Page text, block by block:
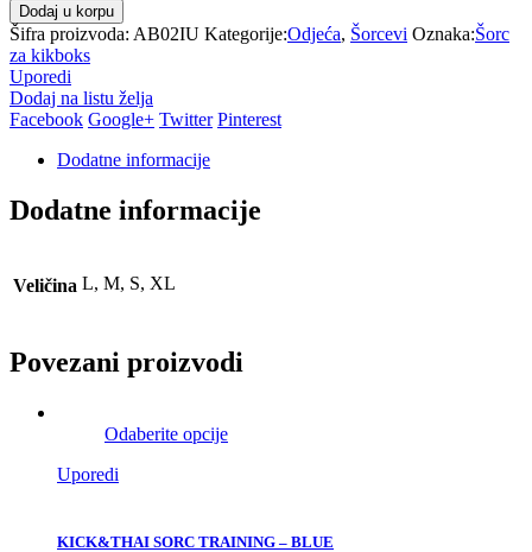
Dodaj u korpu
Šifra proizvoda: AB02IU Kategorije:Odjeća, Šorcevi Oznaka:Šorc
za kikboks
Uporedi
Dodaj na listu želja
Facebook Google+ Twitter Pinterest
Dodatne informacije
Dodatne informacije
Veličina L, M, S, XL
Povezani proizvodi
Odaberite opcije
Uporedi
KICK&THAI SORC TRAINING – BLUE